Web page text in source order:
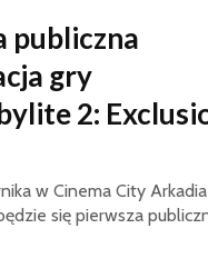
publiczna
gry
2:
w Cinema City
się pierwsza